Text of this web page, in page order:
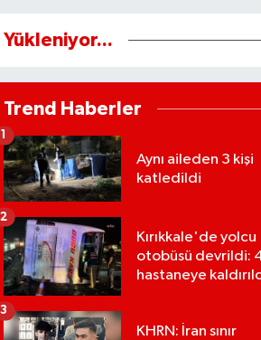
Yükleniyor...
Trend Haberler
Aynı aileden 3 kişi
katledildi
1
Kırıkkale'de yolcu
otobüsü devrildi:
hastaneye
2
KHRN: İran sınır
3